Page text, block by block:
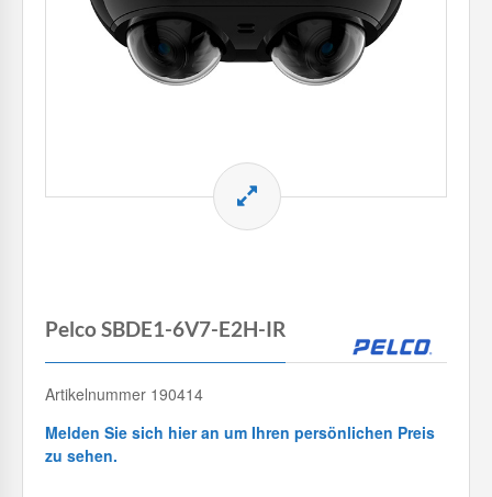
Pelco SBDE1-6V7-E2H-IR
Artikelnummer 190414
Melden Sie sich hier an um Ihren persönlichen Preis
zu sehen.